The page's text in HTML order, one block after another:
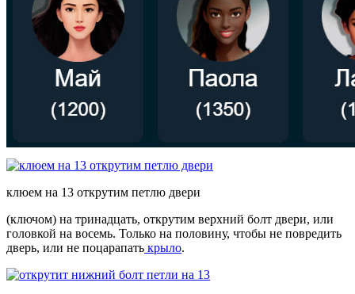
клюем на 13 открутим петлю двери
(ключом) на тринадцать, открутим верхний болт двери, или
головкой на восемь. Только на половину, чтобы не повредить
дверь, или не поцарапать крыло.